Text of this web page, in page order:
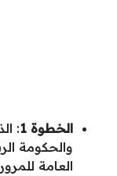
الخطوة 1
:
والحكومة
العامة